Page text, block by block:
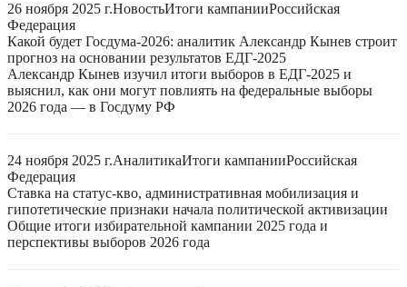
26 ноября 2025 г.НовостьИтоги кампанииРоссийская
Федерация
Какой будет Госдума-2026: аналитик Александр Кынев строит
прогноз на основании результатов ЕДГ-2025
Александр Кынев изучил итоги выборов в ЕДГ-2025 и
выяснил, как они могут повлиять на федеральные выборы
2026 года — в Госдуму РФ
24 ноября 2025 г.АналитикаИтоги кампанииРоссийская
Федерация
Ставка на статус-кво, административная мобилизация и
гипотетические признаки начала политической активизации
Общие итоги избирательной кампании 2025 года и
перспективы выборов 2026 года